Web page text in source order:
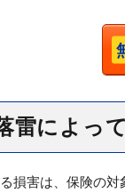
雷によっ
損害は、保険の対